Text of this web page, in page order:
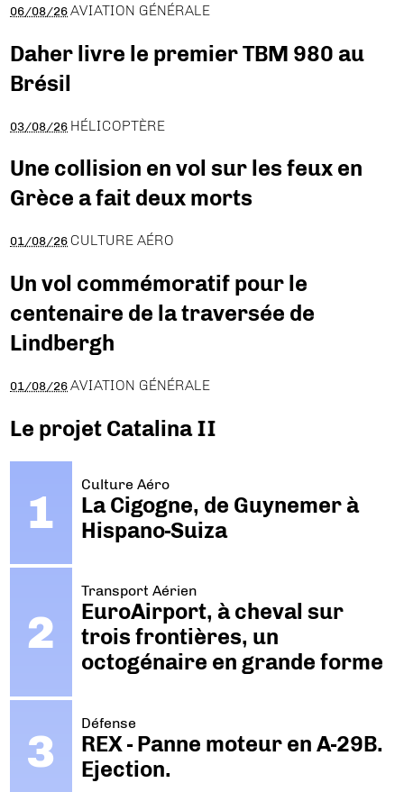
06/08/26 AVIATION GÉNÉRALE
Daher livre le premier TBM 980 au
Brésil
03/08/26 HÉLICOPTÈRE
Une collision en vol sur les feux en
Grèce a fait deux morts
01/08/26 CULTURE AÉRO
Un vol commémoratif pour le
centenaire de la traversée de
Lindbergh
01/08/26 AVIATION GÉNÉRALE
Le projet Catalina II
Culture Aéro
La Cigogne, de Guynemer à
Hispano-Suiza
Transport Aérien
EuroAirport, à cheval sur
trois frontières, un
octogénaire en grande forme
Défense
REX - Panne moteur en A-29B.
Ejection.